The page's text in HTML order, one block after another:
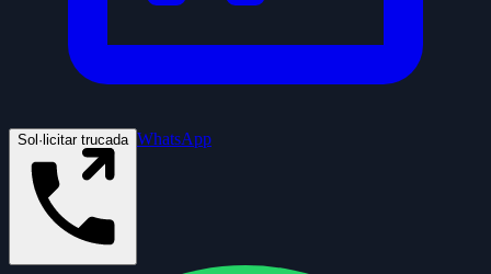
Sol·licitar trucada WhatsApp